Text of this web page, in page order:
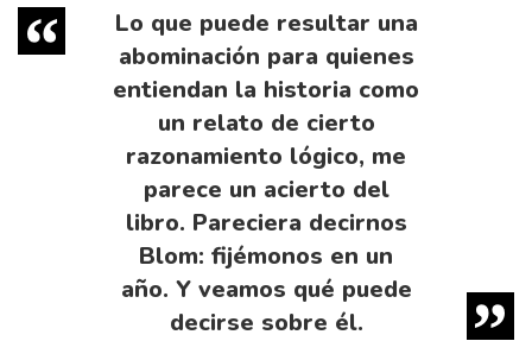
Lo que puede resultar una
abominación para quienes
entiendan la historia como
un relato de cierto
razonamiento lógico, me
parece un acierto del
libro. Pareciera decirnos
Blom: fijémonos en un
año. Y veamos qué puede
decirse sobre él.